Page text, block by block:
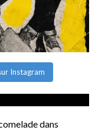
Instagram
dans